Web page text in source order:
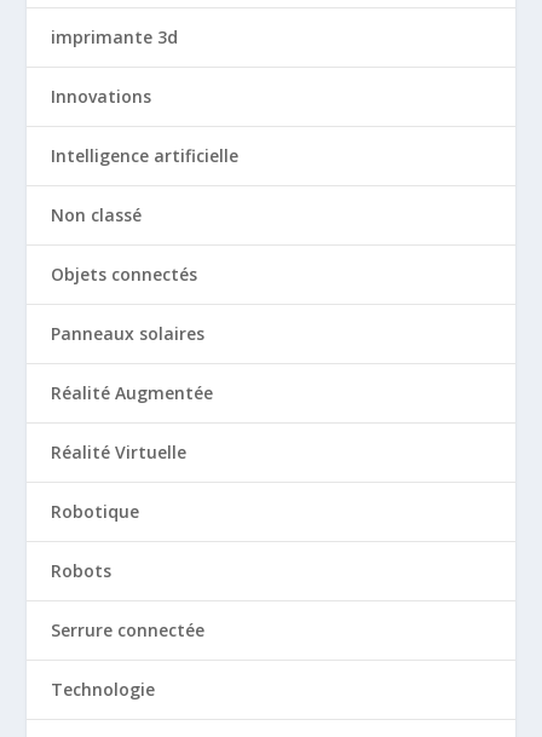
imprimante 3d
Innovations
Intelligence artificielle
Non classé
Objets connectés
Panneaux solaires
Réalité Augmentée
Réalité Virtuelle
Robotique
Robots
Serrure connectée
Technologie